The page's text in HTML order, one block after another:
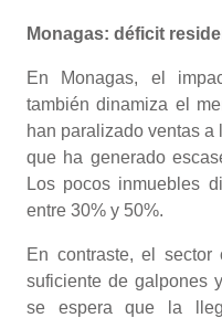
Monagas: déficit
En Monagas, el
también dinamiza el
han paralizado ventas
que ha generado
Los pocos inmuebles
entre 30% y 50%.
En contraste, el sector
suficiente de galpones
se espera que la